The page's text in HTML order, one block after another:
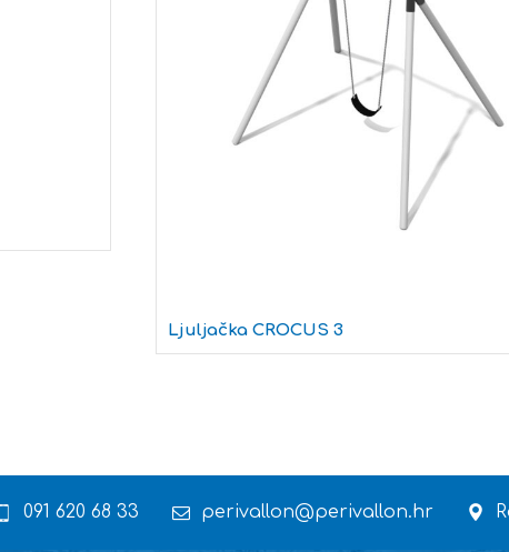
Ljuljačka CROCUS 3
091 620 68 33 perivallon@perivallon.hr